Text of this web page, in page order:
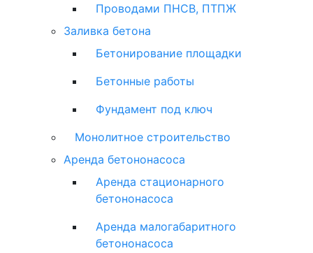
Проводами ПНСВ, ПТПЖ
Заливка бетона
Бетонирование площадки
Бетонные работы
Фундамент под ключ
Монолитное строительство
Аренда бетононасоса
Аренда стационарного
бетононасоса
Аренда малогабаритного
бетононасоса